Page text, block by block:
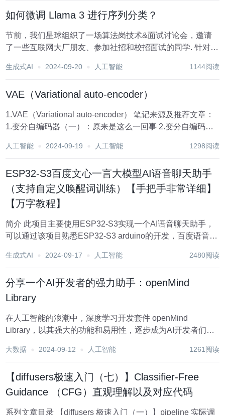
如何微调 Llama 3 进行序列分类？
节前，我们星球组织了一场算法岗技术&面试讨论会，邀请
了一些互联网大厂朋友、参加社招和校招面试的同学. 针对算
法岗、该如何准备、面试常考点分享等热门话题进行了深入
生成式AI 2024-09-20 人工智能 1144阅读
VAE（Variational auto-encoder）
1.VAE（Variational auto-encoder） 笔记来源及推荐文章：
1.变分自编码器（一）：原来是这么一回事 2.变分自编码器
为什么能成？ 4.变分自编码器（四）：一步到位的聚类...
人工智能 2024-09-19 人工智能 1298阅读
ESP32-S3百度文心一言大模型AI语音聊天助手
（支持自定义唤醒词训练）【手把手非常详细】
【万字教程】
简介 此项目主要使用ESP32-S3实现一个AI语音聊天助手，
可以通过该项目熟悉ESP32-S3 arduino的开发，百度语音识
法，音频的录制及播放，SD卡的读写，Wifi的配置
生成式AI 2024-09-17 人工智能 2480阅读
分享一个AI开发者的强力助手：openMind
Library
在人工智能的浪潮中，深度学习开发套件 openMind
Library，以其强大的功能和易用性，逐步成为AI开发者们的
魔乐社区，深入了解openMind Library。 openMind Librar...
大数据 2024-09-12 人工智能 1261阅读
【diffusers极速入门（七）】Classifier-Free
Guidance （CFG）直观理解以及对应代码
系列文章目录 【diffusers 极速入门（一）】pipeline 实际调